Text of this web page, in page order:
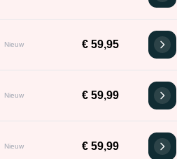
Nieuw € 59,95
Nieuw € 59,99
Nieuw € 59,99